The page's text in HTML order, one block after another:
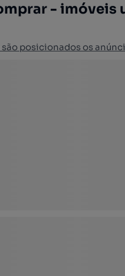
- imóveis
posicionados os